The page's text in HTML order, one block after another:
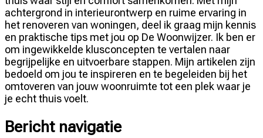
achtergrond in interieurontwerp en ruime ervaring in
het renoveren van woningen, deel ik graag mijn kennis
en praktische tips met jou op De Woonwijzer. Ik ben er
om ingewikkelde klusconcepten te vertalen naar
begrijpelijke en uitvoerbare stappen. Mijn artikelen zijn
bedoeld om jou te inspireren en te begeleiden bij het
omtoveren van jouw woonruimte tot een plek waar je
je echt thuis voelt.
Bericht navigatie